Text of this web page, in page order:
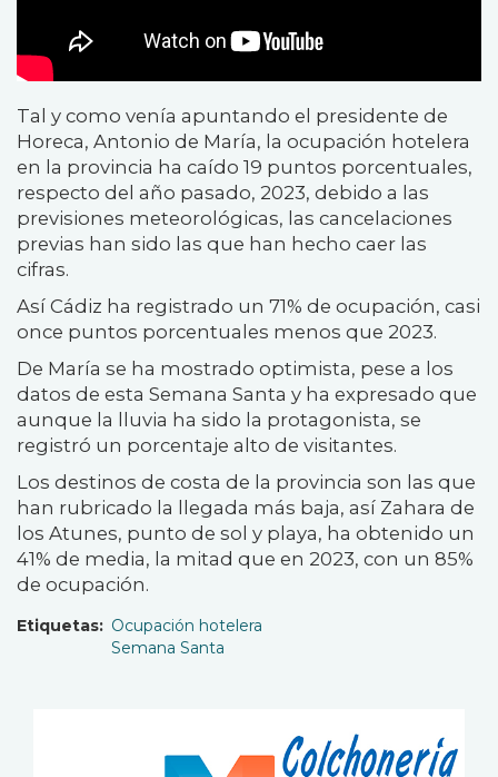
Tal y como venía apuntando el presidente de
Horeca, Antonio de María, la ocupación hotelera
en la provincia ha caído 19 puntos porcentuales,
respecto del año pasado, 2023, debido a las
previsiones meteorológicas, las cancelaciones
previas han sido las que han hecho caer las
cifras.
Así Cádiz ha registrado un 71% de ocupación, casi
once puntos porcentuales menos que 2023.
De María se ha mostrado optimista, pese a los
datos de esta Semana Santa y ha expresado que
aunque la lluvia ha sido la protagonista, se
registró un porcentaje alto de visitantes.
Los destinos de costa de la provincia son las que
han rubricado la llegada más baja, así Zahara de
los Atunes, punto de sol y playa, ha obtenido un
41% de media, la mitad que en 2023, con un 85%
de ocupación.
Etiquetas
Ocupación hotelera
Semana Santa